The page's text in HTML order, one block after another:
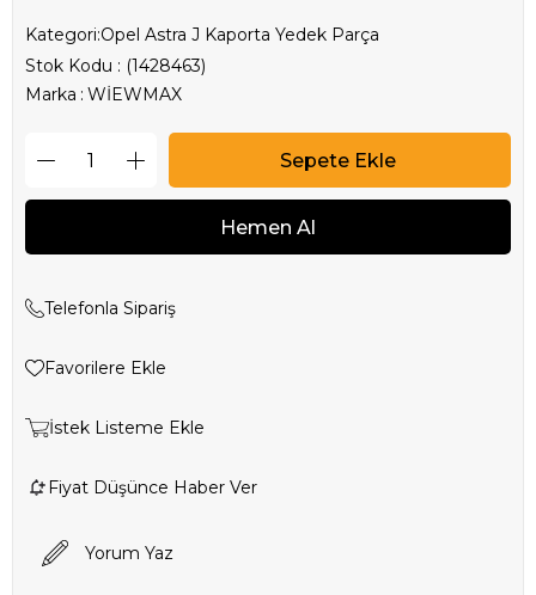
Kategori:Opel Astra J Kaporta Yedek Parça
Stok Kodu
(1428463)
Marka : WİEWMAX
Telefonla Sipariş
Favorilere Ekle
İstek Listeme Ekle
Fiyat Düşünce Haber Ver
Yorum Yaz